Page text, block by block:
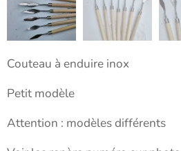
Couteau à enduire inox
Petit modèle
Attention : modèles différents